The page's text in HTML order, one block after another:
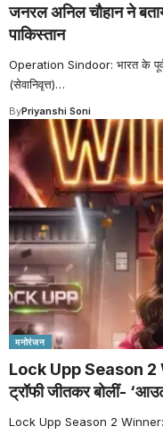
जनरल अनिल चौहान ने
पाकिस्तान
Operation Sindoor: भारत के
(सेवानिवृत्त)…
ByPriyanshi Soni
मनोरंजन
Lock Upp Season 2
ट्रॉफी जीतकर बोलीं-
Lock Upp Season 2 Winner: